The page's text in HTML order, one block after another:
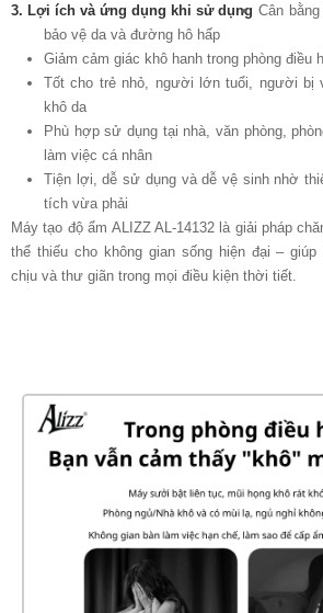
3. Lợi ích và ứng dụng khi sử dụng Cân
bảo vệ da và đường hô hấp
Giảm cảm giác khô hanh trong phòng điều
Tốt cho trẻ nhỏ, người lớn tuổi, người bị
khô da
Phù hợp sử dụng tại nhà, văn phòng,
làm việc cá nhân
Tiện lợi, dễ sử dụng và dễ vệ sinh nhờ
tích vừa phải
Máy tạo độ ẩm ALIZZ AL-14132 là giải pháp
thể thiếu cho không gian sống hiện đại –
chịu và thư giãn trong mọi điều kiện thời tiết.